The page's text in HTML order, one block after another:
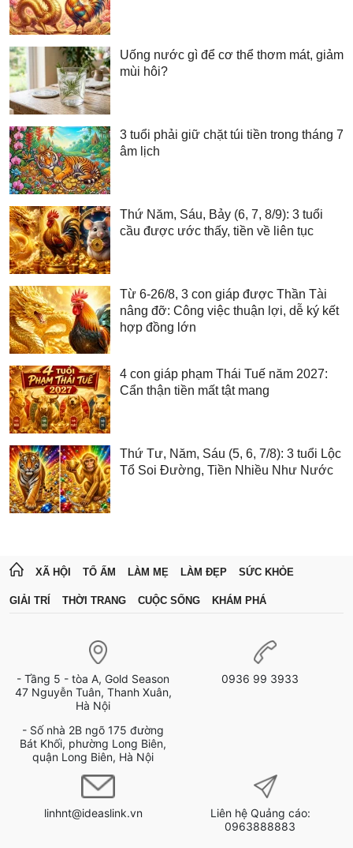
Uống nước gì để cơ thể thơm mát, giảm
mùi hôi?
3 tuổi phải giữ chặt túi tiền trong tháng 7
âm lịch
Thứ Năm, Sáu, Bảy (6, 7, 8/9): 3 tuổi
cầu được ước thấy, tiền về liên tục
Từ 6-26/8, 3 con giáp được Thần Tài
nâng đỡ: Công việc thuận lợi, dễ ký kết
hợp đồng lớn
4 con giáp phạm Thái Tuế năm 2027:
Cẩn thận tiền mất tật mang
Thứ Tư, Năm, Sáu (5, 6, 7/8): 3 tuổi Lộc
Tổ Soi Đường, Tiền Nhiều Như Nước
XÃ HỘI TỔ ẤM LÀM MẸ LÀM ĐẸP SỨC KHỎE
GIẢI TRÍ THỜI TRANG CUỘC SỐNG KHÁM PHÁ
- Tầng 5 - tòa A, Gold Season
47 Nguyễn Tuân, Thanh Xuân,
Hà Nội
- Số nhà 2B ngõ 175 đường
Bát Khối, phường Long Biên,
quận Long Biên, Hà Nội
0936 99 3933
linhnt@ideaslink.vn
Liên hệ Quảng cáo:
0963888883